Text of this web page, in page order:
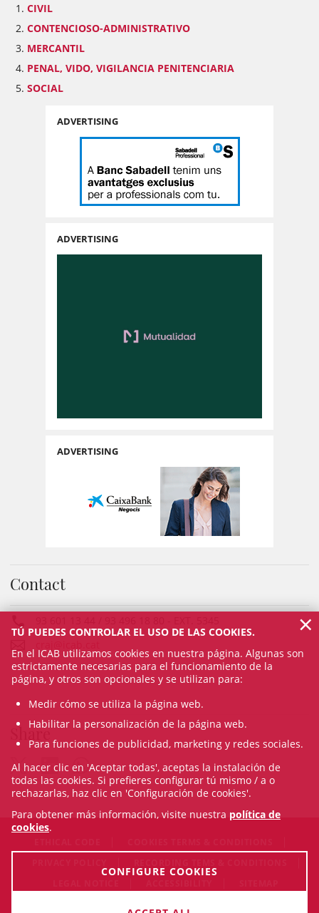
CIVIL
CONTENCIOSO-ADMINISTRATIVO
MERCANTIL
PENAL, VIDO, VIGILANCIA PENITENCIARIA
SOCIAL
ADVERTISING
ADVERTISING
ADVERTISING
Contact
Share
© Sun Aug 09 18:20:18 CEST 2026 Il·lustre Col·legi de
TÚ PUEDES CONTROLAR EL USO DE LAS COOKIES.
En el ICAB utilizamos cookies en nuestra página. Algunas son
estrictamente necesarias para el funcionamiento de la
página, y otros son opcionales y se utilizan para:
Medir cómo se utiliza la página web.
Habilitar la personalización de la página web.
Para funciones de publicidad, marketing y redes sociales.
Al hacer clic en 'Aceptar todas', aceptas la instalación de
todas las cookies. Si prefieres configurar tú mismo / a o
rechazarlas, haz clic en 'Configuración de cookies'.
Para obtener más información, visite nuestra política de
cookies.
CONFIGURE COOKIES
×